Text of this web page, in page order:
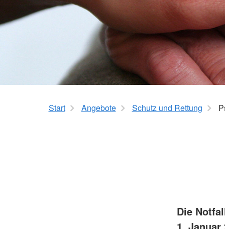
Bereitschaften
Leitungs- und Führungskräfte
Wohlfahrts- und Sozialarbeit
Kinder im Mittelpunkt
Familienbildung -
Start Angebote Schutz und Rettung
Die